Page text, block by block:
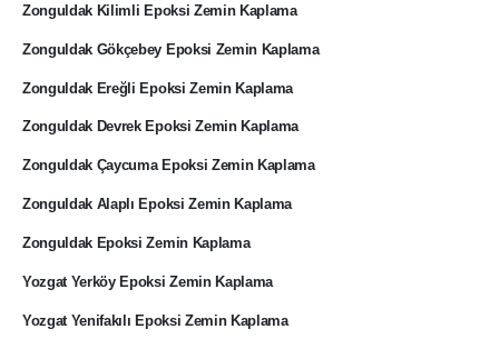
Zonguldak Kilimli Epoksi Zemin Kaplama
Zonguldak Gökçebey Epoksi Zemin Kaplama
Zonguldak Ereğli Epoksi Zemin Kaplama
Zonguldak Devrek Epoksi Zemin Kaplama
Zonguldak Çaycuma Epoksi Zemin Kaplama
Zonguldak Alaplı Epoksi Zemin Kaplama
Zonguldak Epoksi Zemin Kaplama
Yozgat Yerköy Epoksi Zemin Kaplama
Yozgat Yenifakılı Epoksi Zemin Kaplama